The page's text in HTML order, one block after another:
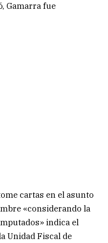
Gamarra fue
cartas en el asunto
«considerando la
indica el
Unidad Fiscal de